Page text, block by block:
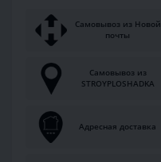
Самовывоз из Новой
почты
Самовывоз из
STROYPLOSHADKA
Адресная доставка